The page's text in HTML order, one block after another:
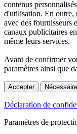
contenus
d'utilisation. En outre,
avec des fournisseurs
canaux publicitaires
même leurs services.
Avant de confirmer
paramètres ainsi que
Accepter
Déclaration de
Paramètres de